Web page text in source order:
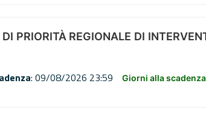
PRIORITÀ REGIONALE DI
: 09/08/2026 23:59 Giorni alla